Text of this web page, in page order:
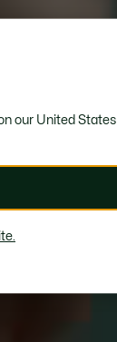
our United States